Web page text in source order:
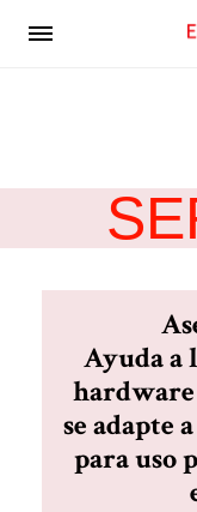
Ayuda a
se adapte
para uso